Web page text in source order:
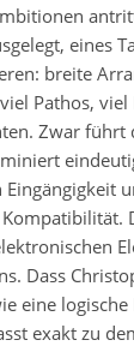
eines
breite
Pathos,
Zwar führt
Dass
eine logische
exakt zu